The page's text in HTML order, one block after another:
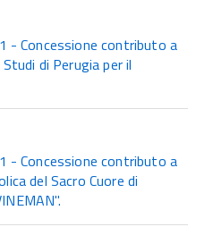
Concessione contributo a
di Perugia per il
Concessione contributo a
del Sacro Cuore di